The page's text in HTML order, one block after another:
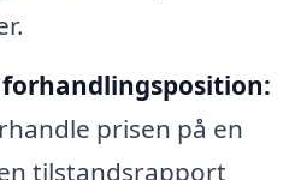
prisen på en
tilstandsrapport